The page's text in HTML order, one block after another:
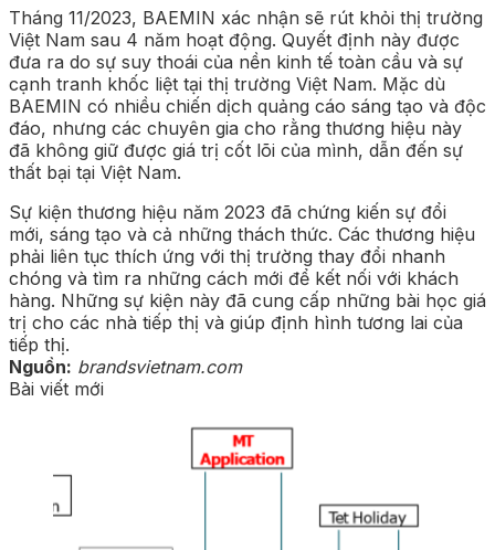
Tháng 11/2023, BAEMIN xác nhận sẽ rút khỏi thị trường
Việt Nam sau 4 năm hoạt động. Quyết định này được
đưa ra do sự suy thoái của nền kinh tế toàn cầu và sự
cạnh tranh khốc liệt tại thị trường Việt Nam. Mặc dù
BAEMIN có nhiều chiến dịch quảng cáo sáng tạo và độc
đáo, nhưng các chuyên gia cho rằng thương hiệu này
đã không giữ được giá trị cốt lõi của mình, dẫn đến sự
thất bại tại Việt Nam.
Sự kiện thương hiệu năm 2023 đã chứng kiến sự đổi
mới, sáng tạo và cả những thách thức. Các thương hiệu
phải liên tục thích ứng với thị trường thay đổi nhanh
chóng và tìm ra những cách mới để kết nối với khách
hàng. Những sự kiện này đã cung cấp những bài học giá
trị cho các nhà tiếp thị và giúp định hình tương lai của
tiếp thị.
Nguồn: brandsvietnam.com
Bài viết mới